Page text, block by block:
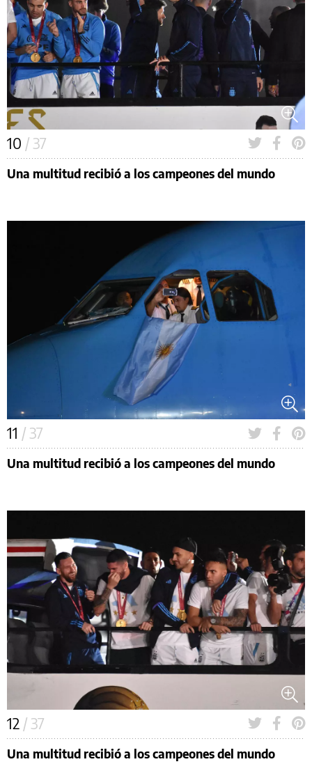
10 / 37
Una multitud recibió a los campeones del mundo
11 / 37
Una multitud recibió a los campeones del mundo
12 / 37
Una multitud recibió a los campeones del mundo